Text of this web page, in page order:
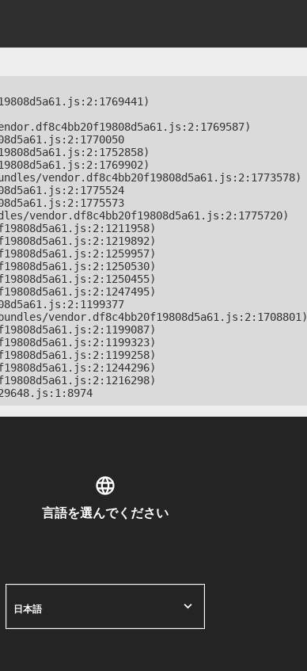
vendor.df8c4bb20f19808d5a61.js:2:1773578)
vendor.df8c4bb20f19808d5a61.js:2:1775720)
vendor.df8c4bb20f19808d5a61.js:2:1708801)
言語を選んでください
日本語